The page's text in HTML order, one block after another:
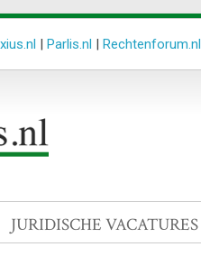
| Parlis.nl | Rechtenforum.nl
JURIDISCHE VACATURES